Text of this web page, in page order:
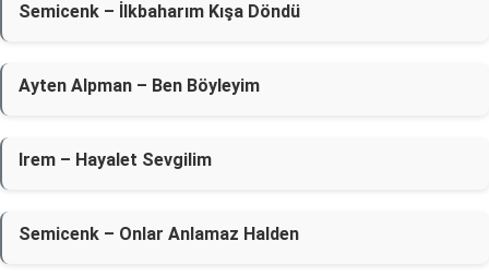
Semicenk – İlkbaharım Kışa Döndü
Ayten Alpman – Ben Böyleyim
Irem – Hayalet Sevgilim
Semicenk – Onlar Anlamaz Halden